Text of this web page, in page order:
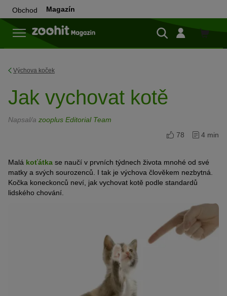
Obchod Magazín
Do
Výchova koček
Jak vychovat kotě
Napsal/a zooplus Editorial Team
78
4 min
Malá koťátka se naučí v prvních týdnech života mnohé od své
matky a svých sourozenců. I tak je výchova člověkem nezbytná.
Kočka koneckonců neví, jak vychovat kotě podle standardů
lidského chování.